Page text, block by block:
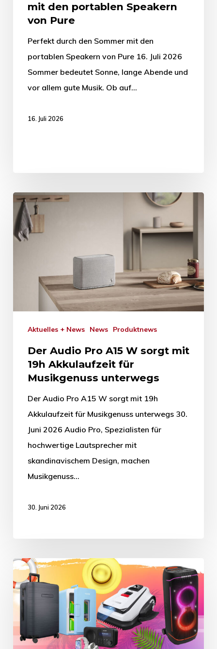
mit den portablen Speakern
von Pure
Perfekt durch den Sommer mit den
portablen Speakern von Pure 16. Juli 2026
Sommer bedeutet Sonne, lange Abende und
vor allem gute Musik. Ob auf…
16. Juli 2026
Aktuelles + News News Produktnews
Der Audio Pro A15 W sorgt mit
19h Akkulaufzeit für
Musikgenuss unterwegs
Der Audio Pro A15 W sorgt mit 19h
Akkulaufzeit für Musikgenuss unterwegs 30.
Juni 2026 Audio Pro, Spezialisten für
hochwertige Lautsprecher mit
skandinavischem Design, machen
Musikgenuss…
30. Juni 2026